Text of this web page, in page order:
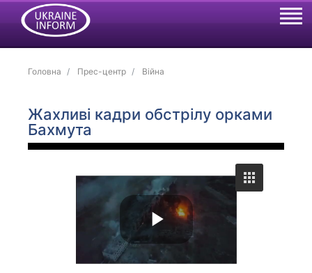
Головна Прес-центр Війна
Жахливі кадри обстрілу орками
Бахмута
P